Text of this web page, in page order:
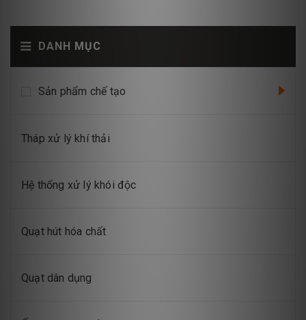
DANH MỤC
Sản phẩm chế tạo
Tháp xử lý khí thải
Hệ thống xử lý khói độc
Quạt hút hóa chất
Quạt dân dụng